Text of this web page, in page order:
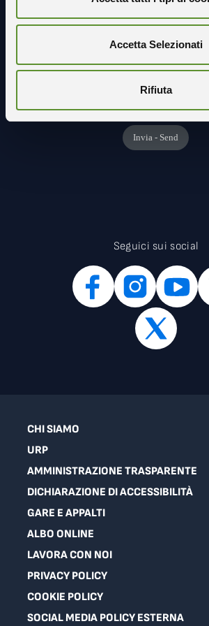
Accetta Selezionati
Rifiuta
Seguici sui social
CHI SIAMO
URP
AMMINISTRAZIONE TRASPARENTE
DICHIARAZIONE DI ACCESSIBILITÀ
GARE E APPALTI
ALBO ONLINE
LAVORA CON NOI
PRIVACY POLICY
COOKIE POLICY
SOCIAL MEDIA POLICY ESTERNA